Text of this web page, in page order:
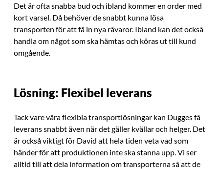
Det är ofta snabba bud och ibland kommer en order med
kort varsel. Då behöver de snabbt kunna lösa
transporten för att få in nya råvaror. Ibland kan det också
handla om något som ska hämtas och köras ut till kund
omgående.
Lösning: Flexibel leverans
Tack vare våra flexibla transportlösningar kan Dugges få
leverans snabbt även när det gäller kvällar och helger. Det
är också viktigt för David att hela tiden veta vad som
händer för att produktionen inte ska stanna upp. Vi ser
alltid till att dela information om transporterna så att de